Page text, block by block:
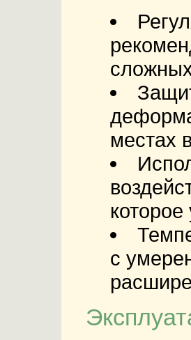
местах
с